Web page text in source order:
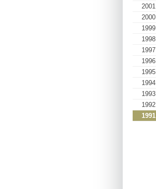
2001
2000
1999
1998
1997
1996
1995
1994
1993
1992
1991